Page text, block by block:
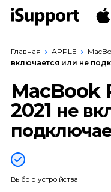
Главная APPLE
включается или не
MacBook
2021 не
Выбор устройства